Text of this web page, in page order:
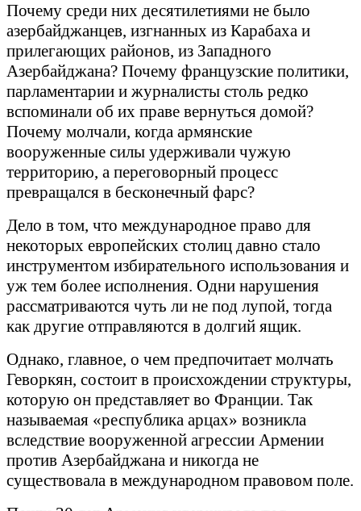
Почему среди них десятилетиями не было
азербайджанцев, изгнанных из Карабаха и
прилегающих районов, из Западного
Азербайджана? Почему французские политики,
парламентарии и журналисты столь редко
вспоминали об их праве вернуться домой?
Почему молчали, когда армянские
вооруженные силы удерживали чужую
территорию, а переговорный процесс
превращался в бесконечный фарс?
Дело в том, что международное право для
некоторых европейских столиц давно стало
инструментом избирательного использования и
уж тем более исполнения. Одни нарушения
рассматриваются чуть ли не под лупой, тогда
как другие отправляются в долгий ящик.
Однако, главное, о чем предпочитает молчать
Геворкян, состоит в происхождении структуры,
которую он представляет во Франции. Так
называемая «республика арцах» возникла
вследствие вооруженной агрессии Армении
против Азербайджана и никогда не
существовала в международном правовом поле.